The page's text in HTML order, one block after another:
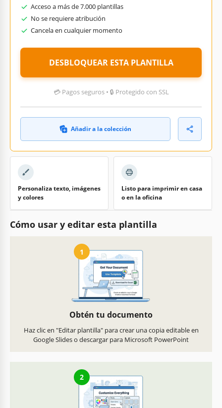
Acceso a más de 7.000 plantillas
No se requiere atribución
Cancela en cualquier momento
DESBLOQUEAR ESTA PLANTILLA
💳 Pagos seguros • 🔒 Protegido con SSL
Añadir a la colección
Personaliza texto, imágenes
y colores
Listo para imprimir en casa
o en la oficina
Cómo usar y editar esta plantilla
1
Obtén tu documento
Haz clic en "Editar plantilla" para crear una copia editable en
Google Slides o descargar para Microsoft PowerPoint
2